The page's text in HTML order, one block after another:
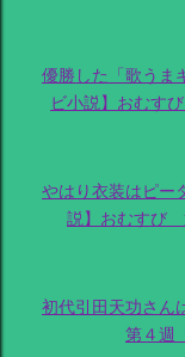
優勝した「歌うま
ビ小説】おむす
やはり衣装はピー
説】おむすび
初代引田天功さん
第４週